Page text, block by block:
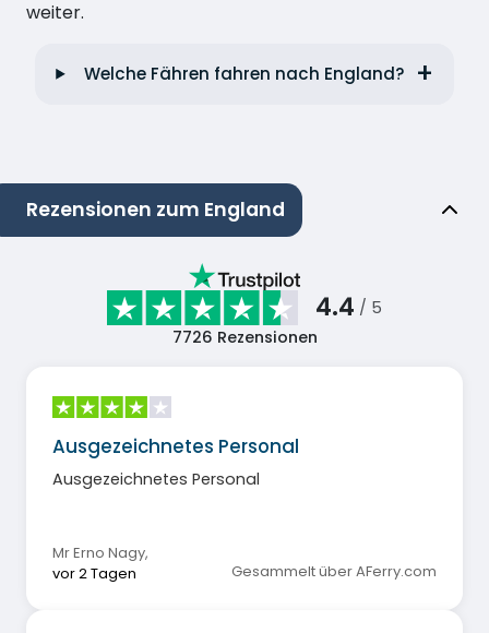
weiter.
Welche Fähren fahren nach England?
Rezensionen zum England
4.4 / 5
7726 Rezensionen
Ausgezeichnetes Personal
Ausgezeichnetes Personal
Mr Erno Nagy,
vor 2 Tagen
Gesammelt über AFerry.com